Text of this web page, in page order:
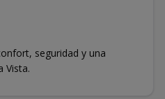
seguridad y una
Vista.